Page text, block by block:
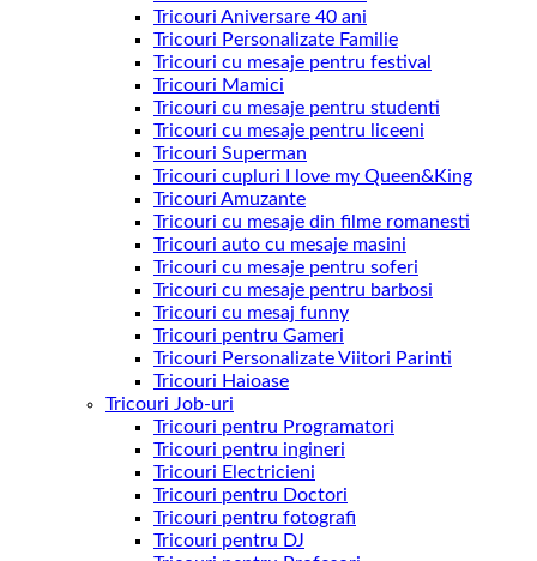
Tricouri Aniversare 40 ani
Tricouri Personalizate Familie
Tricouri cu mesaje pentru festival
Tricouri Mamici
Tricouri cu mesaje pentru studenti
Tricouri cu mesaje pentru liceeni
Tricouri Superman
Tricouri cupluri I love my Queen&King
Tricouri Amuzante
Tricouri cu mesaje din filme romanesti
Tricouri auto cu mesaje masini
Tricouri cu mesaje pentru soferi
Tricouri cu mesaje pentru barbosi
Tricouri cu mesaj funny
Tricouri pentru Gameri
Tricouri Personalizate Viitori Parinti
Tricouri Haioase
Tricouri Job-uri
Tricouri pentru Programatori
Tricouri pentru ingineri
Tricouri Electricieni
Tricouri pentru Doctori
Tricouri pentru fotografi
Tricouri pentru DJ